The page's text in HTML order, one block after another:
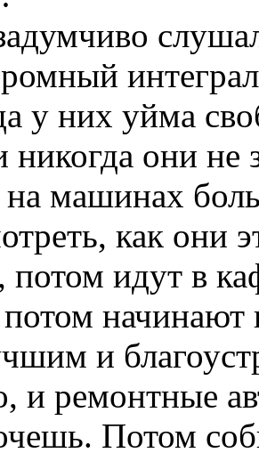
у них уйма
они не
на машинах
как они
идут в
потом
и
и ремонтные
Потом